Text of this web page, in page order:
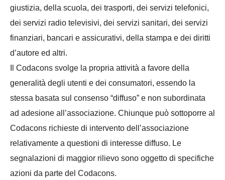
giustizia, della scuola, dei trasporti, dei servizi telefonici,
dei servizi radio televisivi, dei servizi sanitari, dei servizi
finanziari, bancari e assicurativi, della stampa e dei diritti
d’autore ed altri.
Il Codacons svolge la propria attività a favore della
generalità degli utenti e dei consumatori, essendo la
stessa basata sul consenso “diffuso” e non subordinata
ad adesione all’associazione. Chiunque può sottoporre al
Codacons richieste di intervento dell’associazione
relativamente a questioni di interesse diffuso. Le
segnalazioni di maggior rilievo sono oggetto di specifiche
azioni da parte del Codacons.